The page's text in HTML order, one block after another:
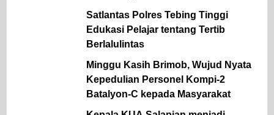
Keterbukaan
Satlantas Polres Tebing Tinggi
Edukasi Pelajar tentang Tertib
Berlalulintas
Minggu Kasih Brimob, Wujud Nyata
Kepedulian Personel Kompi-2
Batalyon-C kepada Masyarakat